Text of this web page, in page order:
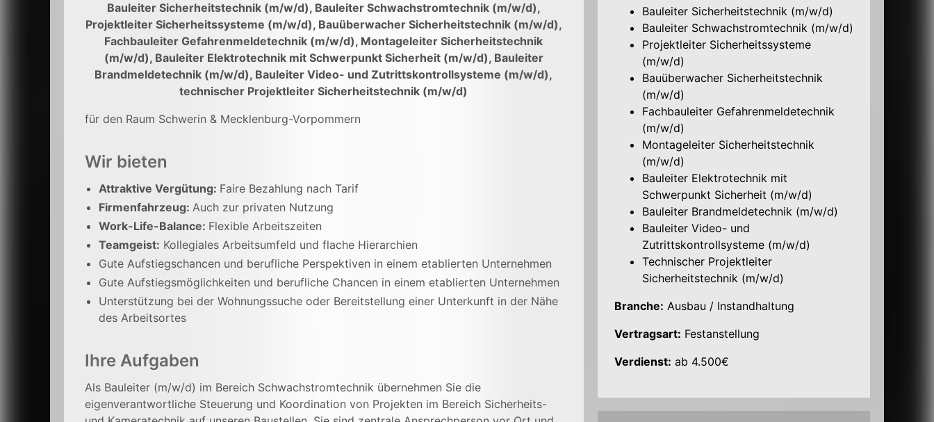
Bauleiter Sicherheitstechnik (m/w/d), Bauleiter Schwachstromtechnik (m/w/d),
Projektleiter Sicherheitssysteme (m/w/d), Bauüberwacher Sicherheitstechnik (m/w/d),
Fachbauleiter Gefahrenmeldetechnik (m/w/d), Montageleiter Sicherheitstechnik
(m/w/d), Bauleiter Elektrotechnik mit Schwerpunkt Sicherheit (m/w/d), Bauleiter
Brandmeldetechnik (m/w/d), Bauleiter Video- und Zutrittskontrollsysteme (m/w/d),
technischer Projektleiter Sicherheitstechnik (m/w/d)
für den Raum Schwerin & Mecklenburg-Vorpommern
Wir bieten
Attraktive Vergütung: Faire Bezahlung nach Tarif
Firmenfahrzeug: Auch zur privaten Nutzung
Work-Life-Balance: Flexible Arbeitszeiten
Teamgeist: Kollegiales Arbeitsumfeld und flache Hierarchien
Gute Aufstiegschancen und berufliche Perspektiven in einem etablierten Unternehmen
Gute Aufstiegsmöglichkeiten und berufliche Chancen in einem etablierten Unternehmen
Unterstützung bei der Wohnungssuche oder Bereitstellung einer Unterkunft in der Nähe
des Arbeitsortes
Ihre Aufgaben
Als Bauleiter (m/w/d) im Bereich Schwachstromtechnik übernehmen Sie die
eigenverantwortliche Steuerung und Koordination von Projekten im Bereich Sicherheits-
Bauleiter Sicherheitstechnik (m/w/d)
Bauleiter Schwachstromtechnik (m/w/d)
Projektleiter Sicherheitssysteme
(m/w/d)
Bauüberwacher Sicherheitstechnik
(m/w/d)
Fachbauleiter Gefahrenmeldetechnik
(m/w/d)
Montageleiter Sicherheitstechnik
(m/w/d)
Bauleiter Elektrotechnik mit
Schwerpunkt Sicherheit (m/w/d)
Bauleiter Brandmeldetechnik (m/w/d)
Bauleiter Video- und
Zutrittskontrollsysteme (m/w/d)
Technischer Projektleiter
Sicherheitstechnik (m/w/d)
Branche: Ausbau / Instandhaltung
Vertragsart: Festanstellung
Verdienst: ab 4.500€